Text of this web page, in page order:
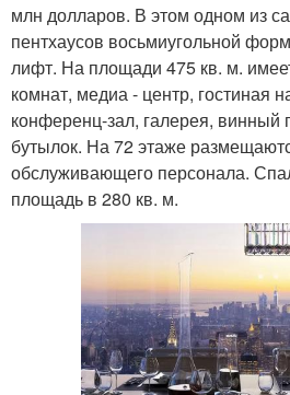
млн долларов. В этом одном из
пентхаусов восьмиугольной
лифт. На площади 475 кв. м.
комнат, медиа - центр, гостиная
конференц-зал, галерея, винный
бутылок. На 72 этаже
обслуживающего персонала.
площадь в 280 кв. м.